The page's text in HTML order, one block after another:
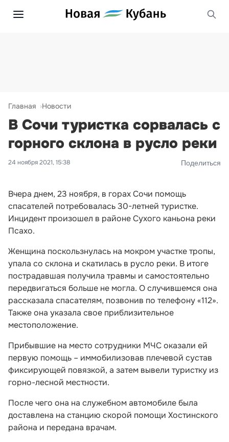
Главная Новости
В Сочи туристка сорвалась с
горного склона в русло реки
24 ноября 2021, 15:38 Поделиться
Вчера днем, 23 ноября, в горах Сочи помощь
спасателей потребовалась 30-летней туристке.
Инцидент произошел в районе Сухого каньона реки
Псахо.
Женщина поскользнулась на мокром участке тропы,
упала со склона и скатилась в русло реки. В итоге
пострадавшая получила травмы и самостоятельно
передвигаться больше не могла. О случившемся она
рассказала спасателям, позвонив по телефону «112».
Также она указала свое приблизительное
местоположение.
Прибывшие на место сотрудники МЧС оказали ей
первую помощь – иммобилизовав плечевой сустав
фиксирующей повязкой, а затем вывели туристку из
горно-лесной местности.
После чего она на служебном автомобиле была
доставлена на станцию скорой помощи Хостинского
района и передана врачам.